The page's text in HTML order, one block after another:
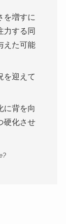
を増すに
力する同
えた可能
を迎えて
に背を向
硬化させ